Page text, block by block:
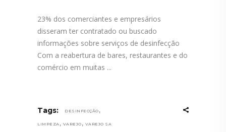
23% dos comerciantes e empresários
disseram ter contratado ou buscado
informações sobre serviços de desinfecção
Com a reabertura de bares, restaurantes e do
comércio em muitas
Tags: DESINFECÇÃO ,
LIMPEZA , VAREJO , VAREJO SA